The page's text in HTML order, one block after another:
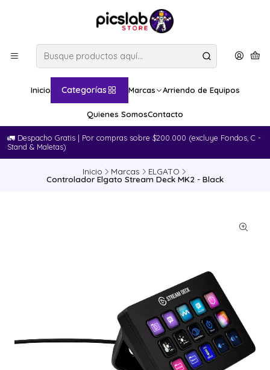
Inicio Categorías Marcas Arriendo de Equipos
Quienes SomosContacto
🚛​ Despacho Gratis | Por compras sobre $200.000 (excluye Fondos, C -
Stand & Maletas)
Inicio Marcas ELGATO
Controlador Elgato Stream Deck MK2 - Black